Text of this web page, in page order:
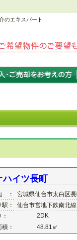
のエキスパート
ハイツ長町
：
宮城県仙台市太白区
：
仙台市営地下鉄南北
2DK
：
48.81㎡